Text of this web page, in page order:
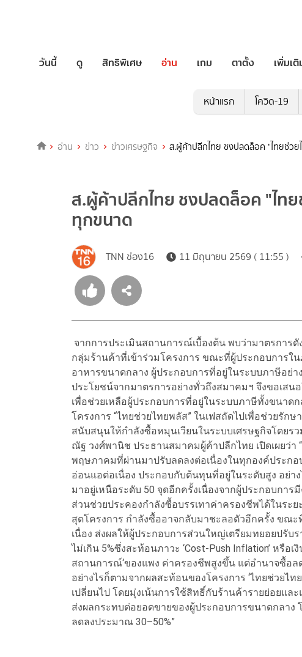
วันนี้ ดู สิทธิพิเศษ อ่าน เกม ตาตั้ง เพิ่มเ
หน้าแรก โควิด-19
อ่าน ข่าว ข่าวเศรษฐกิจ ส.ผู้ค้าปลีกไทย ชงปลดล็อค "ไทยช่ว
ส.ผู้ค้าปลีกไทย ชงปลดล็อค "ไท
ทุกขนาด
TNN ช่อง16 11 มิถุนายน 2569 ( 11:55 )
จากการประเมินสถานการณ์เบื้องต้น พบว่ามาตรการ
กลุ่มร้านค้าที่เข้าร่วมโครงการ ขณะที่ผู้ประกอบการใ
อาหารขนาดกลาง ผู้ประกอบการที่อยู่ในระบบภาษีอย่
ประโยชน์จากมาตรการอย่างทั่วถึงสมาคมฯ จึงขอเส
เพื่อช่วยเหลือผู้ประกอบการที่อยู่ในระบบภาษีทั้งขนา
โครงการ “ไทยช่วยไทยพลัส” ในเฟสถัดไปเพื่อช่วยรัก
สนับสนุนให้กำลังซื้อหมุนเวียนในระบบเศรษฐกิจโดยร
ณัฐ วงศ์พานิช ประธานสมาคมผู้ค้าปลีกไทย เปิดเผยว่
พฤษภาคมที่ผ่านมาปรับลดลงต่อเนื่องในทุกองค์ประก
อ่อนแอต่อเนื่อง ประกอบกับต้นทุนที่อยู่ในระดับสูง อย่า
มาอยู่เหนือระดับ 50 จุดอีกครั้งเนื่องจากผู้ประกอบการ
ส่วนช่วยประคองกำลังซื้อบรรเทาค่าครองชีพได้ในระ
สุดโครงการ กำลังซื้ออาจกลับมาชะลอตัวอีกครั้ง ขณ
เนื่อง ส่งผลให้ผู้ประกอบการส่วนใหญ่เตรียมทยอยปรั
ไม่เกิน 5%ซึ่งสะท้อนภาวะ ‘Cost-Push Inflation’ หรื
สถานการณ์‘ของแพง ค่าครองชีพสูงขึ้น แต่อำนาจซื้อลด
อย่างไรก็ตามจากผลสะท้อนของโครงการ ‘ไทยช่วยไ
เปลี่ยนไป โดยมุ่งเน้นการใช้สิทธิ์กับร้านค้ารายย่อยแล
ส่งผลกระทบต่อยอดขายของผู้ประกอบการขนาดกลา
ลดลงประมาณ 30–50%”